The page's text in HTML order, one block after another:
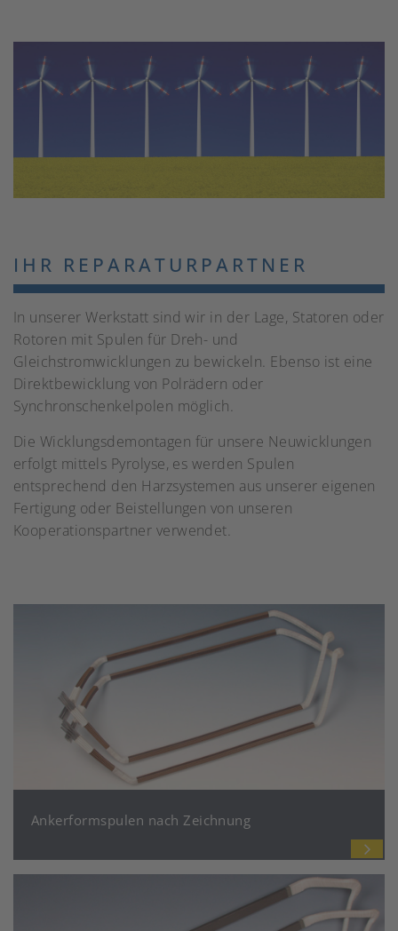
IHR REPARATURPARTNER
In unserer Werkstatt sind wir in der Lage, Statoren oder
Rotoren mit Spulen für Dreh- und
Gleichstromwicklungen zu bewickeln. Ebenso ist eine
Direktbewicklung von Polrädern oder
Synchronschenkelpolen möglich.
Die Wicklungsdemontagen für unsere Neuwicklungen
erfolgt mittels Pyrolyse, es werden Spulen
entsprechend den Harzsystemen aus unserer eigenen
Fertigung oder Beistellungen von unseren
Kooperationspartner verwendet.
Ankerformspulen nach Zeichnung